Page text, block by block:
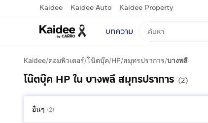
Kaidee Kaidee Auto Kaidee Property
บทความ
Kaidee/คอมพิวเตอร์/โน๊ตบุ๊ค/HP/สมุทรปราการ/บางพลี
โน๊ตบุ๊ค HP ใน บางพลี สมุทรปราการ (2)
อื่นๆ (2)